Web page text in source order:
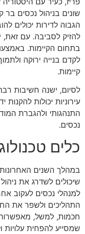
שונים בניהול נכסים בר
הגבוה לדירות יכולים
להזיק לסביבה. עם זאת,
בתחום הקיימות.
לקדם בנייה ירוקה
קיימות.
לסיום, ישנה חשיבות
עירוניות יכולות
התנהגותי ולהגברת
נכסים.
כלים
במהלך השנים
שיכולים לשדרג את
למנהלי נכסים לעקוב
התהליכים ולשפר את
חכמות, למשל, מאפשרות
שמסייע להפחית